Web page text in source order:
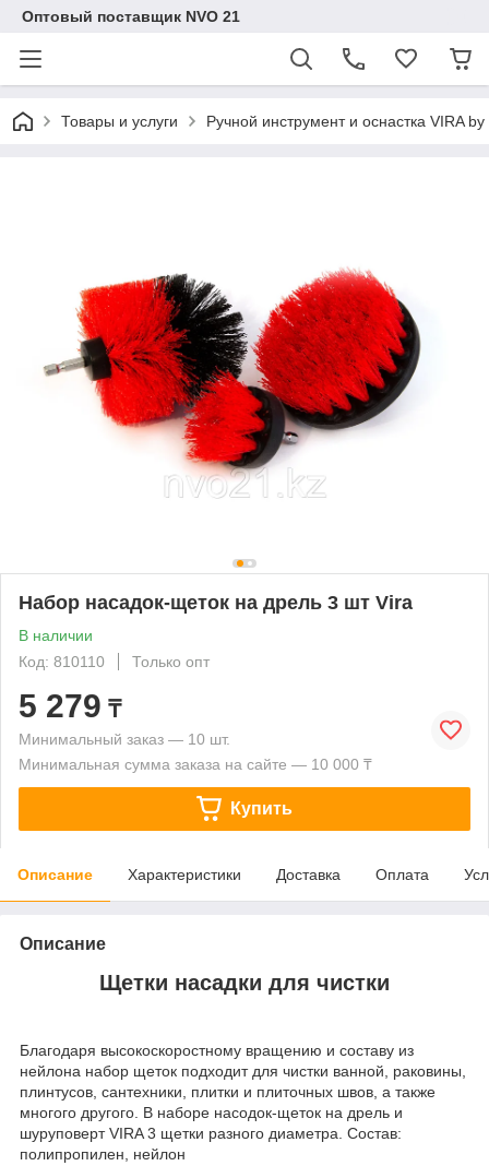
Оптовый поставщик NVO 21
Товары и услуги Ручной инструмент и оснастка VIRA by
Набор насадок-щеток на дрель 3 шт Vira
В наличии
Код: 810110
Только опт
5 279 ₸
Минимальный заказ — 10 шт.
Минимальная сумма заказа на сайте — 10 000 ₸
Купить
Описание Характеристики Доставка Оплата
Описание
Щетки насадки для чистки
Благодаря высокоскоростному вращению и составу из
нейлона набор щеток подходит для чистки ванной, раковины,
плинтусов, сантехники, плитки и плиточных швов, а также
многого другого. В наборе насодок-щеток на дрель и
шуруповерт VIRA 3 щетки разного диаметра. Состав:
полипропилен, нейлон